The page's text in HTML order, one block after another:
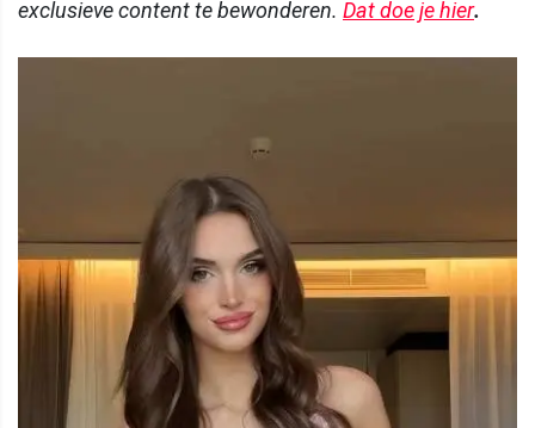
exclusieve content te bewonderen. Dat doe je hier.